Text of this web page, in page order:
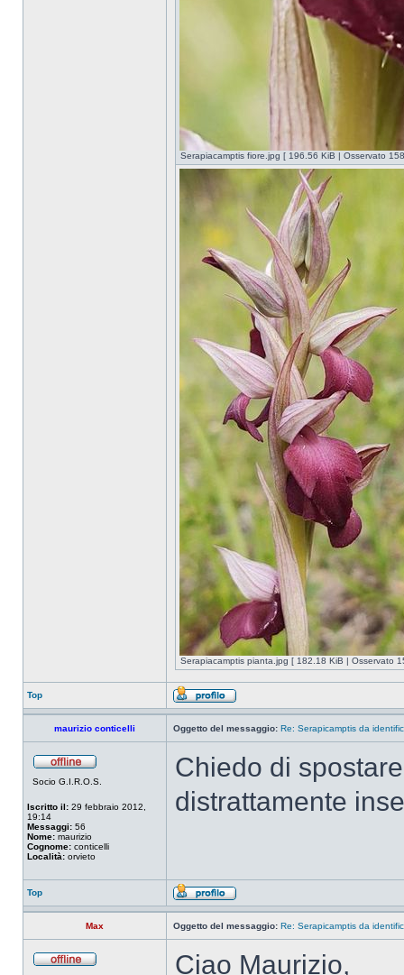
Serapiacamptis fiore.jpg [ 196.56 KiB | Osservato
Serapiacamptis pianta.jpg [ 182.18 KiB | Osservato
Top
maurizio conticelli Oggetto del messaggio: Re: Serapicamptis da
Socio G.I.R.O.S.
Iscritto il: 29 febbraio 2012,
19:14
Messaggi: 56
Nome: maurizio
Cognome: conticelli
Località: orvieto
Chiedo di
distrattamente
Top
Max Oggetto del messaggio: Re: Serapicamptis da
Ciao Maurizio,